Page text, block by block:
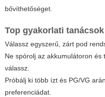
bővíthetőséget.
Top gyakorlati
Válassz egyszerű, zárt pod
Ne spórolj az akkumulátoron
válassz.
Próbálj ki több ízt és PG/VG
preferenciádat.